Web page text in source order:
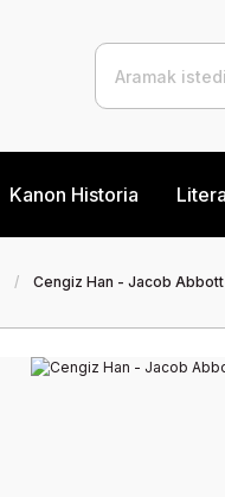
Kanon Historia
Cengiz Han - Jacob Abbott